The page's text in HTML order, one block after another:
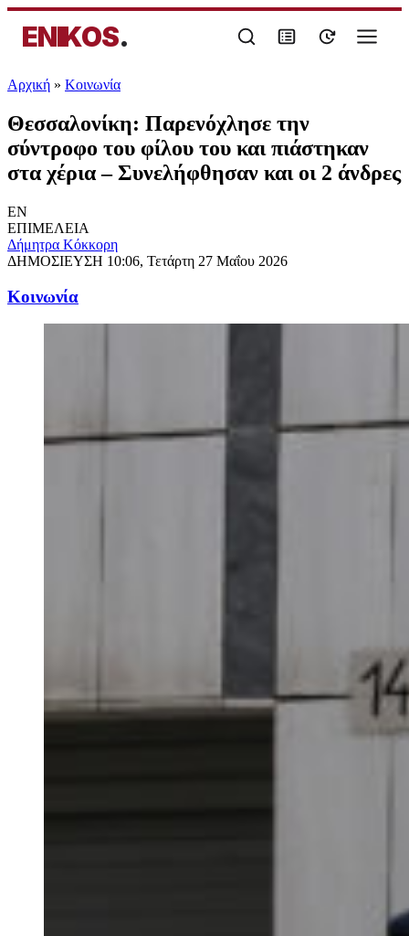
ENIKOS.
Αρχική » Κοινωνία
Θεσσαλονίκη: Παρενόχλησε την
σύντροφο του φίλου του και πιάστηκαν
στα χέρια – Συνελήφθησαν και οι 2 άνδρες
EN
ΕΠΙΜΕΛΕΙΑ
Δήμητρα Κόκκορη
ΔΗΜΟΣΙΕΥΣΗ 10:06, Τετάρτη 27 Μαΐου 2026
Κοινωνία